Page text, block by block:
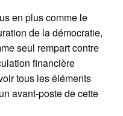
en plus comme le
de la démocratie,
seul rempart contre
financière
tous les éléments
avant-poste de cette